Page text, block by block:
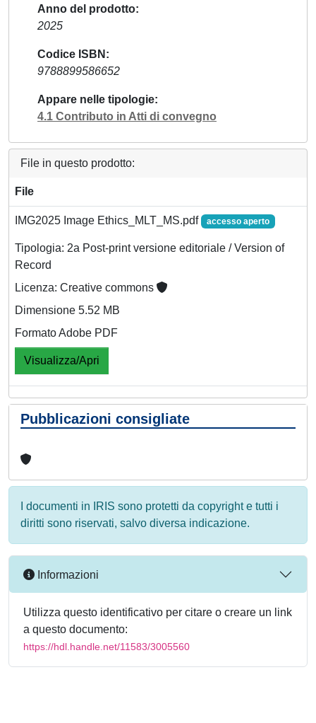
Anno del prodotto
2025
Codice ISBN
9788899586652
Appare nelle tipologie
4.1 Contributo in Atti di convegno
File in questo prodotto:
File
IMG2025 Image Ethics_MLT_MS.pdf accesso aperto
Tipologia: 2a Post-print versione editoriale / Version of
Record
Licenza: Creative commons
Dimensione 5.52 MB
Formato Adobe PDF
Visualizza/Apri
Pubblicazioni consigliate
I documenti in IRIS sono protetti da copyright e tutti i
diritti sono riservati, salvo diversa indicazione.
Informazioni
Utilizza questo identificativo per citare o creare un link
a questo documento:
https://hdl.handle.net/11583/3005560